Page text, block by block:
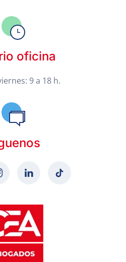
oficina
9 a 18 h.